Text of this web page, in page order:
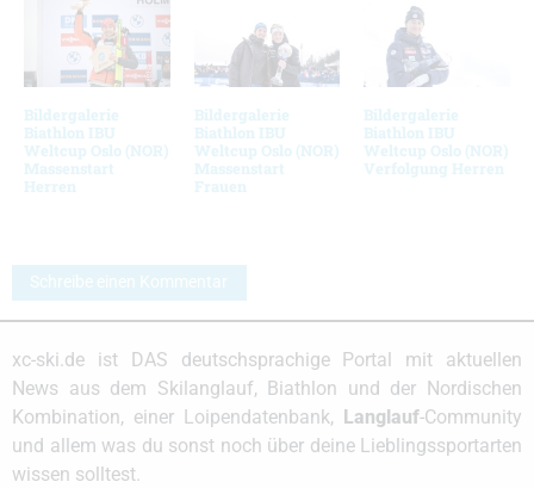
Bildergalerie
Biathlon IBU
Weltcup Oslo (NOR)
Massenstart
Herren
Bildergalerie
Biathlon IBU
Weltcup Oslo (NOR)
Massenstart
Frauen
Bildergalerie
Biathlon IBU
Weltcup Oslo (NOR)
Verfolgung Herren
Schreibe einen Kommentar
xc-ski.de ist DAS deutschsprachige Portal mit aktuellen
News aus dem Skilanglauf, Biathlon und der Nordischen
Kombination, einer Loipendatenbank,
Langlauf-Community
und allem was du sonst noch über deine Lieblingssportarten
wissen solltest.